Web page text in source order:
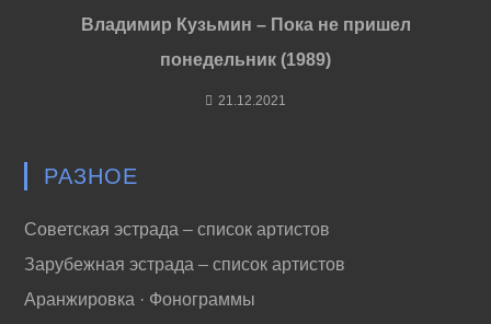
Владимир Кузьмин – Пока не пришел
понедельник (1989)
21.12.2021
РАЗНОЕ
Советская эстрада – список артистов
Зарубежная эстрада – список артистов
Аранжировка · Фонограммы